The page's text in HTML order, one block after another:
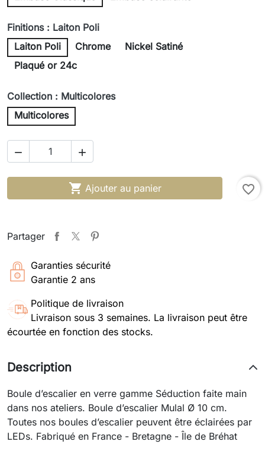
Finitions : Laiton Poli
Laiton Poli
Chrome
Nickel Satiné
Plaqué or 24c
Collection : Multicolores
Multicolores
 
 Ajouter au panier favorite_border
Partager
Garanties sécurité
Garantie 2 ans
Politique de livraison
Livraison sous 3 semaines. La livraison peut être
écourtée en fonction des stocks.
Description
Boule d’escalier en verre gamme Séduction faite main
dans nos ateliers. Boule d’escalier Mulal Ø 10 cm.
Toutes nos boules d’escalier peuvent être éclairées par
LEDs. Fabriqué en France - Bretagne - Île de Bréhat